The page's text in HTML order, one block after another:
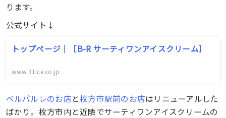
ります。
公式サイト↓
トップページ｜［B-R サーティワンアイスクリーム］
www.31ice.co.jp
ベルパルレのお店と枚方市駅前のお店はリニューアルした
ばかり。枚方市内と近隣でサーティワンアイスクリームの